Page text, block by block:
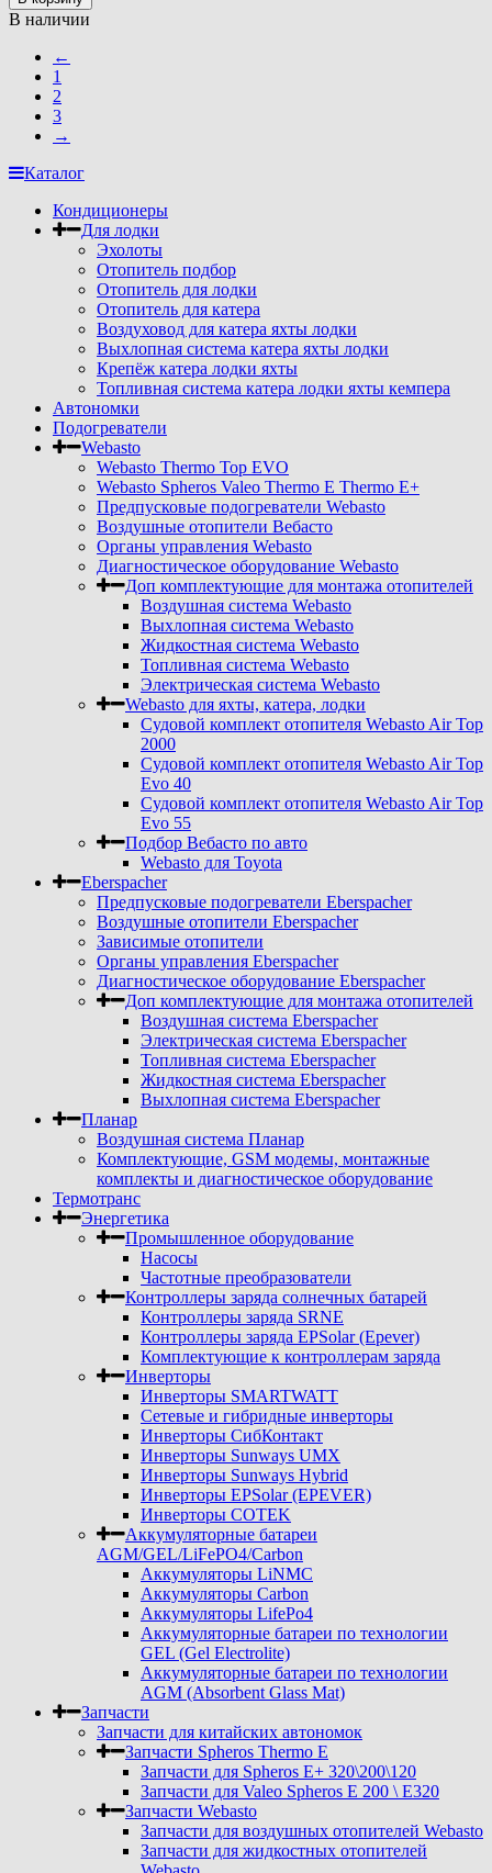
В наличии
←
1
2
3
→
Каталог
Кондиционеры
Для лодки
Эхолоты
Отопитель подбор
Отопитель для лодки
Отопитель для катера
Воздуховод для катера яхты лодки
Выхлопная система катера яхты лодки
Крепёж катера лодки яхты
Топливная система катера лодки яхты кемпера
Автономки
Подогреватели
Webasto
Webasto Thermo Top EVO
Webasto Spheros Valeo Thermo E Thermo E+
Предпусковые подогреватели Webasto
Воздушные отопители Вебасто
Органы управления Webasto
Диагностическое оборудование Webasto
Доп комплектующие для монтажа отопителей
Воздушная система Webasto
Выхлопная система Webasto
Жидкостная система Webasto
Топливная система Webasto
Электрическая система Webasto
Webasto для яхты, катера, лодки
Судовой комплект отопителя Webasto Air Top
2000
Судовой комплект отопителя Webasto Air Top
Evo 40
Судовой комплект отопителя Webasto Air Top
Evo 55
Подбор Вебасто по авто
Webasto для Toyota
Eberspacher
Предпусковые подогреватели Eberspacher
Воздушные отопители Eberspacher
Зависимые отопители
Органы управления Eberspacher
Диагностическое оборудование Eberspacher
Доп комплектующие для монтажа отопителей
Воздушная система Eberspacher
Электрическая система Eberspacher
Топливная система Eberspacher
Жидкостная система Eberspacher
Выхлопная система Eberspacher
Планар
Воздушная система Планар
Комплектующие, GSM модемы, монтажные
комплекты и диагностическое оборудование
Термотранс
Энергетика
Промышленное оборудование
Насосы
Частотные преобразователи
Контроллеры заряда солнечных батарей
Контроллеры заряда SRNE
Контроллеры заряда EPSolar (Epever)
Комплектующие к контроллерам заряда
Инверторы
Инверторы SMARTWATT
Сетевые и гибридные инверторы
Инверторы СибКонтакт
Инверторы Sunways UMX
Инверторы Sunways Hybrid
Инверторы EPSolar (EPEVER)
Инверторы COTEK
Аккумуляторные батареи
AGM/GEL/LiFePO4/Carbon
Аккумуляторы LiNMC
Аккумуляторы Carbon
Аккумуляторы LifePo4
Аккумуляторные батареи по технологии
GEL (Gel Electrolite)
Аккумуляторные батареи по технологии
AGM (Absorbent Glass Mat)
Запчасти
Запчасти для китайских автономок
Запчасти Spheros Thermo E
Запчасти для Spheros E+ 320\200\120
Запчасти для Valeo Spheros E 200 \ E320
Запчасти Webasto
Запчасти для воздушных отопителей Webasto
Запчасти для жидкостных отопителей